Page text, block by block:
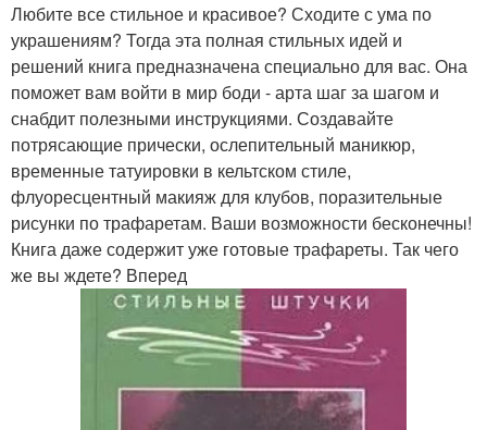
Любите все стильное и красивое? Сходите с ума по
украшениям? Тогда эта полная стильных идей и
решений книга предназначена специально для вас. Она
поможет вам войти в мир боди - арта шаг за шагом и
снабдит полезными инструкциями. Создавайте
потрясающие прически, ослепительный маникюр,
временные татуировки в кельтском стиле,
флуоресцентный макияж для клубов, поразительные
рисунки по трафаретам. Ваши возможности бесконечны!
Книга даже содержит уже готовые трафареты. Так чего
же вы ждете? Вперед